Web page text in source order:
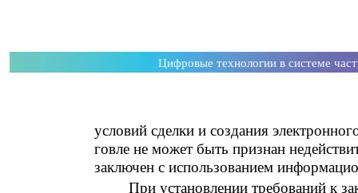
Цифровые технологии в системе
условий сделки и создания
говле не может быть признан
заключен с использованием
При установлении требований к